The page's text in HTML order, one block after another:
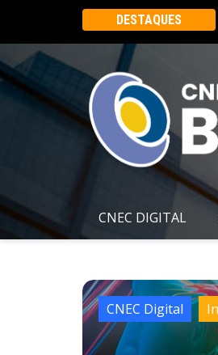
DESTAQUES
palestra no Rio Innovation Week
CNEC DIGITAL
Institucional